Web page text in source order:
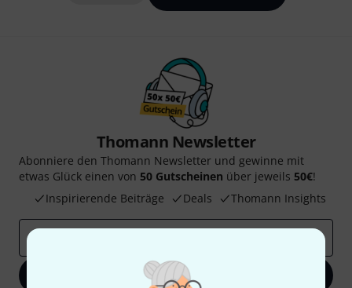
Thomann Newsletter
Abonniere den Thomann Newsletter und gewinne mit
etwas Glück einen von 50 Gutscheinen über jeweils 50€!
Inspirierende Beiträge
Deals Thomann Insights
Jetzt anmelden